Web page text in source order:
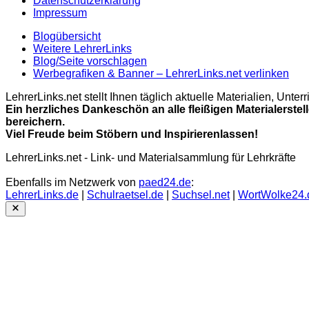
Impressum
Blogübersicht
Weitere LehrerLinks
Blog/Seite vorschlagen
Werbegrafiken & Banner – LehrerLinks.net verlinken
LehrerLinks.net stellt Ihnen täglich aktuelle Materialien,
Ein herzliches Dankeschön an alle fleißigen
bereichern.
Viel Freude beim Stöbern und Inspirierenlassen!
LehrerLinks.net - Link- und Materialsammlung für Lehrkräfte
Ebenfalls im Netzwerk von paed24.de:
LehrerLinks.de
Schulraetsel.de Suchsel.net|
Close